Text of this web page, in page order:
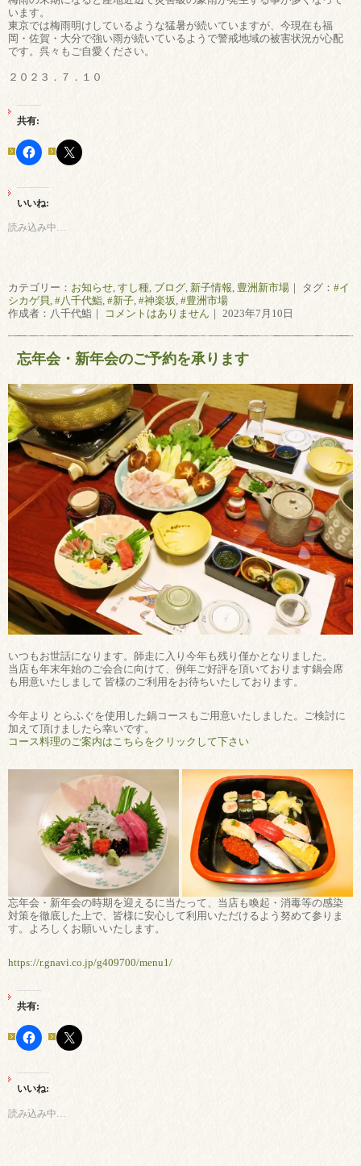
います。
東京では梅雨明けしているような猛暑が続いていますが、今現在も福
岡・佐賀・大分で強い雨が続いているようで警戒地域の被害状況が心配
です。呉々もご自愛ください。
２０２３．７．１０
共有:
いいね:
読み込み中…
カテゴリー： お知らせ すし種 ブログ 新子情報 豊洲新市場 ｜ タグ： #イ
シカゲ貝 #八千代鮨 #新子 #神楽坂 #豊洲市場
作成者：八千代鮨｜
コメントはありません ｜ 2023年7月10日
忘年会・新年会のご予約を承ります
いつもお世話になります。師走に入り今年も残り僅かとなりました。
当店も年末年始のご会合に向けて、例年ご好評を頂いております鍋会席
も用意いたしまして 皆様のご利用をお待ちいたしております。
今年より とらふぐを使用した鍋コースもご用意いたしました。ご検討に
加えて頂けましたら幸いです。
コース料理のご案内はこちらをクリックして下さい
忘年会・新年会の時期を迎えるに当たって、当店も喚起・消毒等の感染
対策を徹底した上で、皆様に安心して利用いただけるよう努めて参りま
す。よろしくお願いいたします。
https://r.gnavi.co.jp/g409700/menu1/
共有:
いいね:
読み込み中…